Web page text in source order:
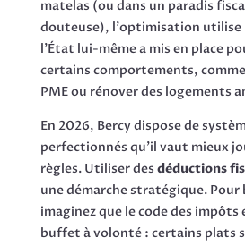
matelas (ou dans un paradis
douteuse), l'optimisation utilise
l'État lui-même a mis en place
certains comportements,
PME ou rénover des logements
En 2026, Bercy dispose de
perfectionnés qu'il vaut mieux
règles. Utiliser des déductions
une démarche stratégique. Pour
imaginez que le code des impôts
buffet à volonté : certains plats